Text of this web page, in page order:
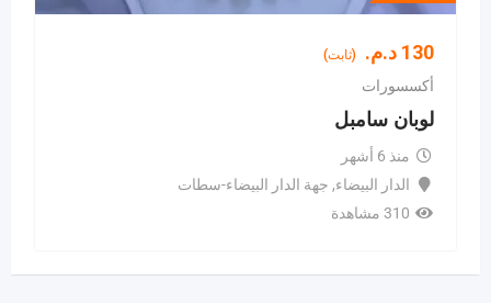
130 د.م. (ثابت)
أكسسورات
لوبان سامبل
منذ 6 أشهر
الدار البيضاء, جهة الدار البيضاء-سطات
310 مشاهدة